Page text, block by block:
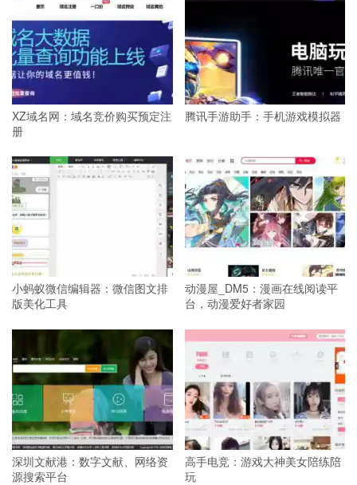
XZ域名网：域名竞价购买预定注
册
腾讯手游助手：手机游戏模拟器
小蚂蚁微信编辑器：微信图文排
版美化工具
动漫屋_DM5：漫画在线阅读平
台，动漫爱好者家园
深圳文献港：数字文献、网络资
源搜索平台
高手电竞：游戏大神美女陪练陪
玩